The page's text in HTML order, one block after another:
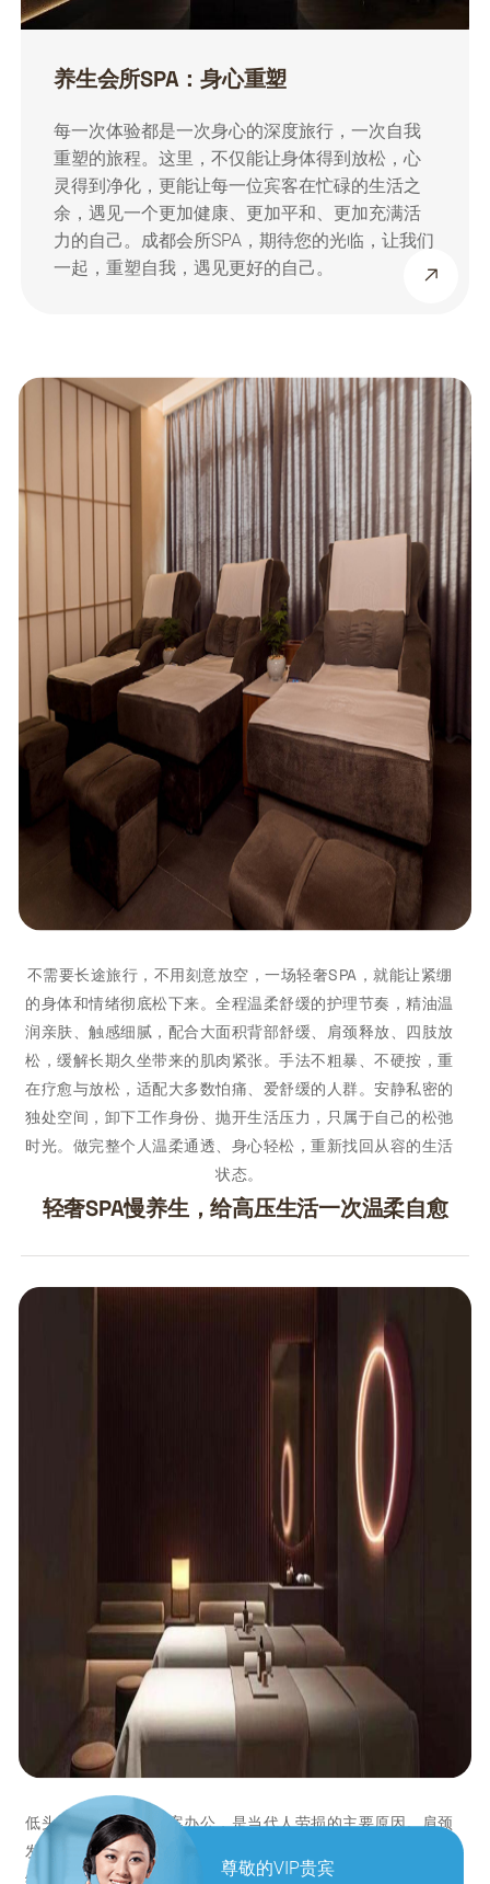
尊敬的VIP贵宾
养生会所SPA：身心重塑
每一次体验都是一次身心的深度旅行，一次自我
重塑的旅程。这里，不仅能让身体得到放松，心
灵得到净化，更能让每一位宾客在忙碌的生活之
余，遇见一个更加健康、更加平和、更加充满活
力的自己。成都会所SPA，期待您的光临，让我们
一起，重塑自我，遇见更好的自己。
不需要长途旅行，不用刻意放空，一场轻奢SPA，就能让紧绷
的身体和情绪彻底松下来。全程温柔舒缓的护理节奏，精油温
润亲肤、触感细腻，配合大面积背部舒缓、肩颈释放、四肢放
松，缓解长期久坐带来的肌肉紧张。手法不粗暴、不硬按，重
在疗愈与放松，适配大多数怕痛、爱舒缓的人群。安静私密的
独处空间，卸下工作身份、抛开生活压力，只属于自己的松弛
时光。做完整个人温柔通透、身心轻松，重新找回从容的生活
状态。
轻奢SPA慢养生，给高压生活一次温柔自愈
低头看手机、长期伏案办公，是当代人劳损的主要原因。肩颈
发硬、后背发紧、久坐腰酸、转头僵硬，都是肌肉长期紧张、
经络不通的信号。专业中式推拿按摩，不走表面流程，主打深